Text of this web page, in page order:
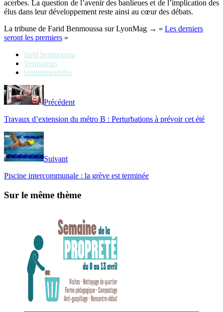
acerbes. La question de l’avenir des banlieues et de l’implication des
élus dans leur développement reste ainsi au cœur des débats.
La tribune de Farid Benmoussa sur LyonMag → « Les derniers
seront les premiers »
farid benmoussa
Venissieux
venissieuxinfos
Précédent
Travaux d’extension du métro B : Perturbations à prévoir cet été
Suivant
Piscine intercommunale : la grève est terminée
Sur le même thème